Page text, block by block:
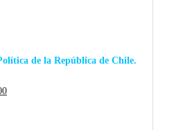
de la República de Chile.
El